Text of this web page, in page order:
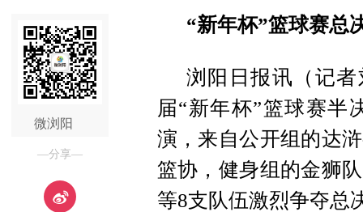
微浏阳
—分享—
“新年杯”篮球赛总
浏阳日报讯（记
届“新年杯”篮球赛半
演，来自公开组的达
篮协，健身组的金狮
等8支队伍激烈争夺总